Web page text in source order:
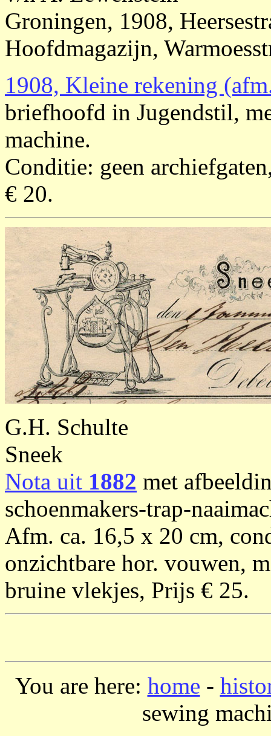
Groningen, 1908,
Hoofdmagazijn,
1908, Kleine rekening
briefhoofd in Jugendstil,
machine.
Conditie: geen
€ 20.
G.H. Schulte
Sneek
Nota uit 1882 met
schoenmakers-trap-
Afm. ca. 16,5 x 20 cm,
onzichtbare hor. vouwen,
bruine vlekjes, Prijs € 25.
You are here: home -
sewing